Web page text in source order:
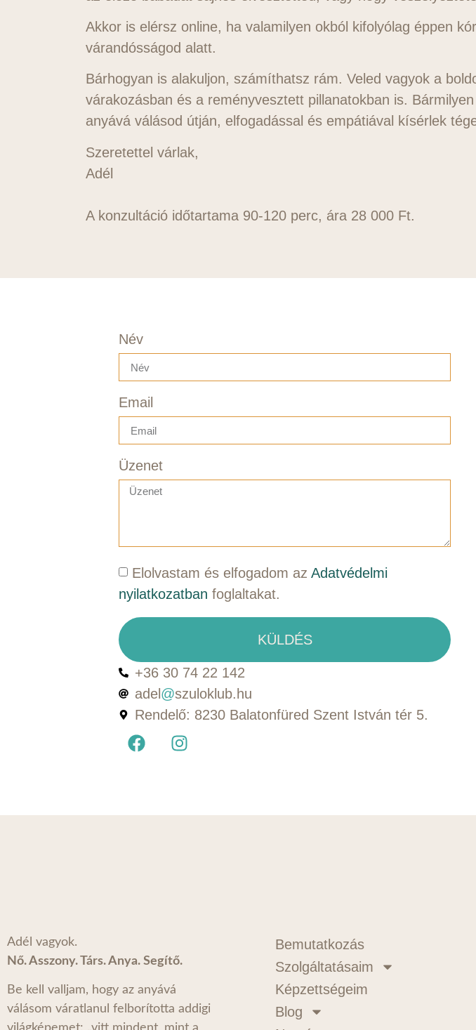
Akkor is elérsz online, ha valamilyen okból kifolyólag éppen
várandósságod alatt.
Bárhogyan is alakuljon, számíthatsz rám. Veled vagyok a
várakozásban és a reményvesztett pillanatokban is.
anyává válásod útján, elfogadással és empátiával kísérlek
Szeretettel várlak,
Adél
A konzultáció időtartama 90-120 perc, ára 28 000 Ft.
Név
Email
Üzenet
Elolvastam és elfogadom az Adatvédelmi
nyilatkozatban foglaltakat.
KÜLDÉS
+36 30 74 22 142
adel @szuloklub.hu
Rendelő: 8230 Balatonfüred Szent István tér 5.
Adél vagyok.
Nő. Asszony. Társ. Anya. Segítő.
Be kell valljam, hogy az anyává
válásom váratlanul felborította addigi
Bemutatkozás
Szolgáltatásaim
Képzettségeim
Blog